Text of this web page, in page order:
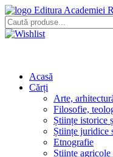
Editura Academiei
Acasă
Cărți
Arte,
Filosofie,
Științe istorice
Științe juridice
Etnografie
Științe